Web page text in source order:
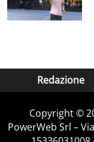
Redazione
Copyright ©
PowerWeb Srl –